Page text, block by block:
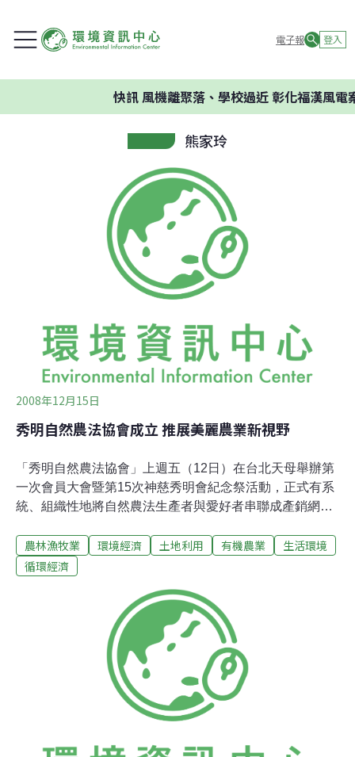
電子報 登入
快訊風機離聚落、學校過近 彰化福漢風電
熊家玲
2008年12月15日
秀明自然農法協會成立 推展美麗農業新視野
「秀明自然農法協會」上週五（12日）在台北天母舉辦第
一次會員大會暨第15次神慈秀明會紀念祭活動，正式有系
統、組織性地將自然農法生產者與愛好者串聯成產銷網
訊登錄、消費者基本資料登錄、工作分工及安排工作認
養、取貨站登錄、訊息公告等工作。估計有12個農場、
1991年，日本「神慈秀明會」來台宣教，1993起，目前在
淡水經營「大屯溪自然農法教育農莊」的陳惠雯、黎旭
瀛，開始與神慈秀明會志工嘗試以自然農法栽植農作物。
十多年來，秀明自然農法在台灣已有12個據點，各地經營
者有感於隨著秀明自然農法的擴展，神慈秀明會與外部
（未信徒）的接觸也日漸頻繁，建構一個不分信徒、未信
徒的介面平台，來整合人力、物力資源，推廣自然農法，
農林漁牧業 環境經濟 土地利用 有機農業
生活環境
循環經濟